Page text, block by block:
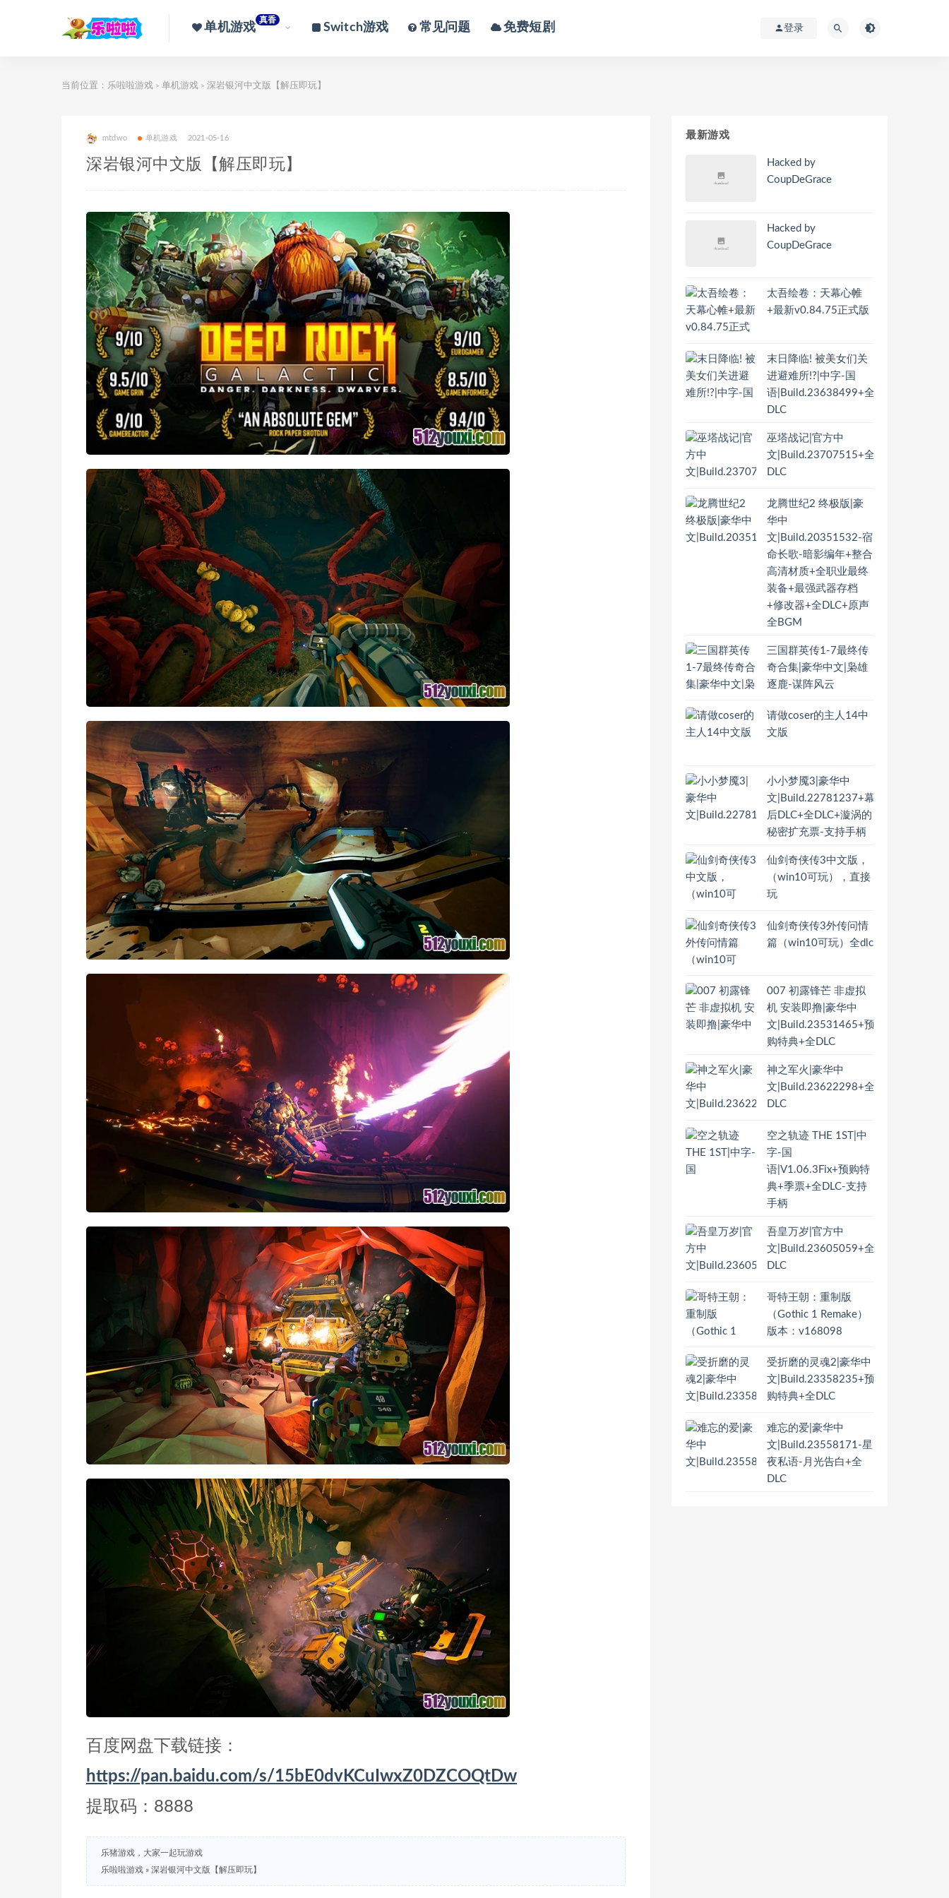
单机游戏
真香
Switch游戏 常见问题 免费短剧 登录
当前位置： 乐啦啦游戏 > 单机游戏 > 深岩银河中文版【解压即玩】
mtdwo 单机游戏 2021-05-16
深岩银河中文版【解压即玩】
百度网盘下载链接：
https://pan.baidu.com/s/15bE0dvKCuIwxZ0DZCOQtDw
提取码：8888
乐猪游戏，大家一起玩游戏
乐啦啦游戏 » 深岩银河中文版【解压即玩】
最新游戏
Hacked by
CoupDeGrace
Hacked by
CoupDeGrace
太吾绘卷：天幕心帷
+最新v0.84.75正式版
末日降临! 被美女们关
进避难所!?|中字-国
语|Build.23638499+全
DLC
巫塔战记|官方中
文|Build.23707515+全
DLC
龙腾世纪2 终极版|豪
华中
文|Build.20351532-宿
命长歌-暗影编年+整合
高清材质+全职业最终
装备+最强武器存档
+修改器+全DLC+原声
全BGM
三国群英传1-7最终传
奇合集|豪华中文|枭雄
逐鹿-谋阵风云
请做coser的主人14中
文版
小小梦魇3|豪华中
文|Build.22781237+幕
后DLC+全DLC+漩涡的
秘密扩充票-支持手柄
仙剑奇侠传3中文版，
（win10可玩），直接
玩
仙剑奇侠传3外传问情
篇（win10可玩）全dlc
007 初露锋芒 非虚拟
机 安装即撸|豪华中
文|Build.23531465+预
购特典+全DLC
神之军火|豪华中
文|Build.23622298+全
DLC
空之轨迹 THE 1ST|中
字-国
语|V1.06.3Fix+预购特
典+季票+全DLC-支持
手柄
吾皇万岁|官方中
文|Build.23605059+全
DLC
哥特王朝：重制版
（Gothic 1 Remake）
版本：v168098
受折磨的灵魂2|豪华中
文|Build.23358235+预
购特典+全DLC
难忘的爱|豪华中
文|Build.23558171-星
夜私语-月光告白+全
DLC